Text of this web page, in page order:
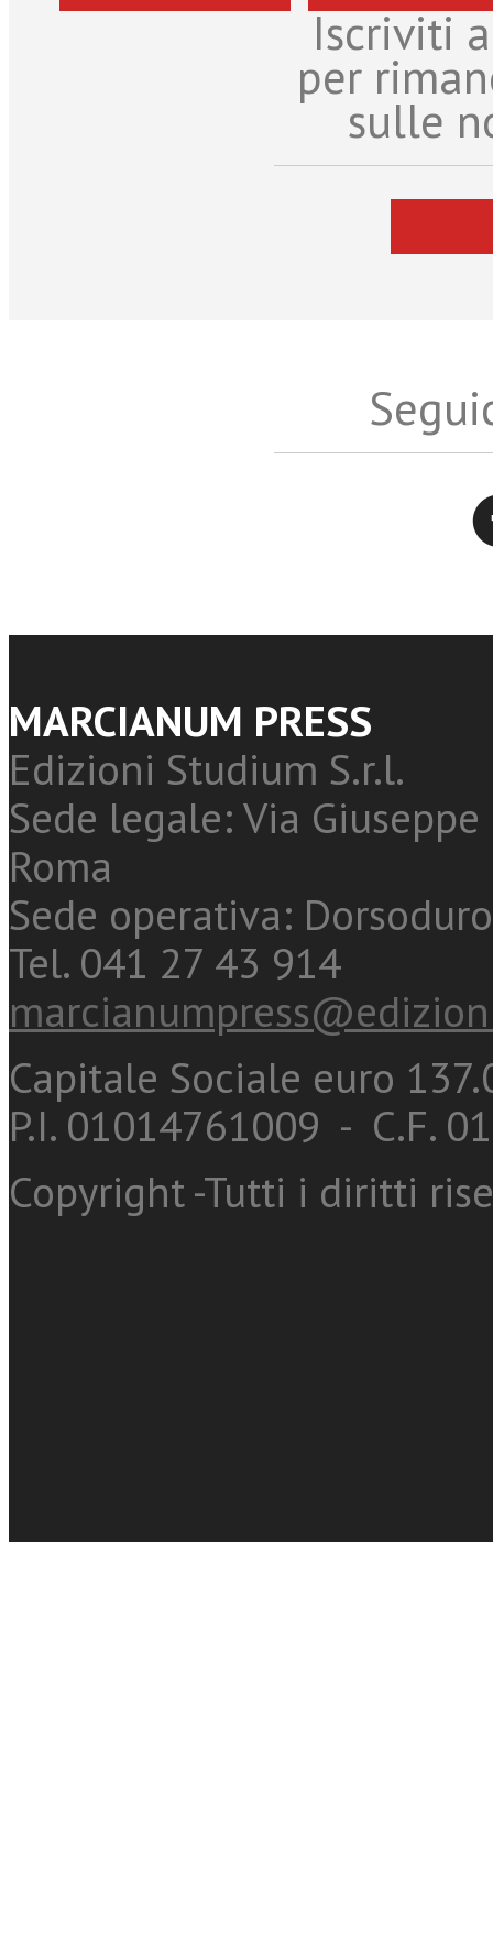
Iscriviti
per
sulle
MARCIANUM PRESS
Edizioni Studium S.r.l.
Sede legale: Via
Roma
Sede operativa:
Tel. 041 27 43 914
Capitale Sociale euro
P.I. 01014761009 - C.F.
Copyright -Tutti i diritti